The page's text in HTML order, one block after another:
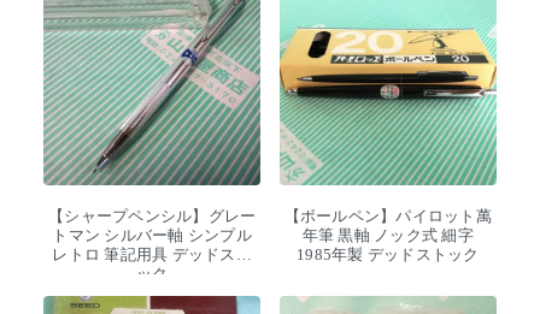
【シャープペンシル】グレー
トマン シルバー軸 シンプル
レトロ 筆記用具 デッドスト
ック
【ボールペン】パイロット萬
年筆 黒軸 ノック式 細字
1985年製 デッドストック